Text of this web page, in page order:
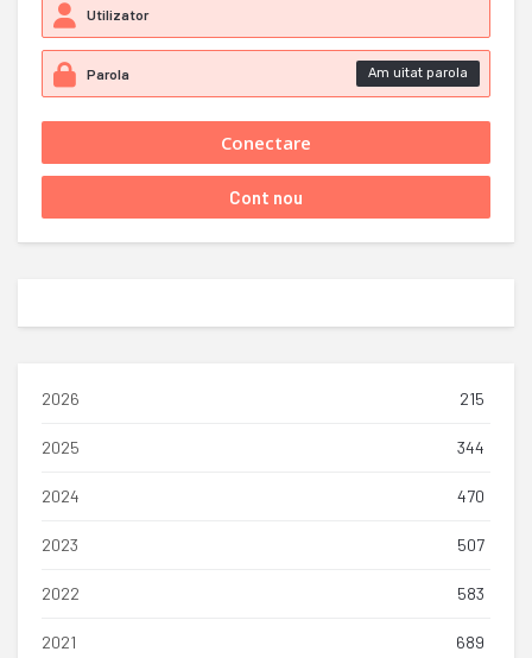
Am uitat parola
2026 215
2025 344
2024 470
2023 507
2022 583
2021 689